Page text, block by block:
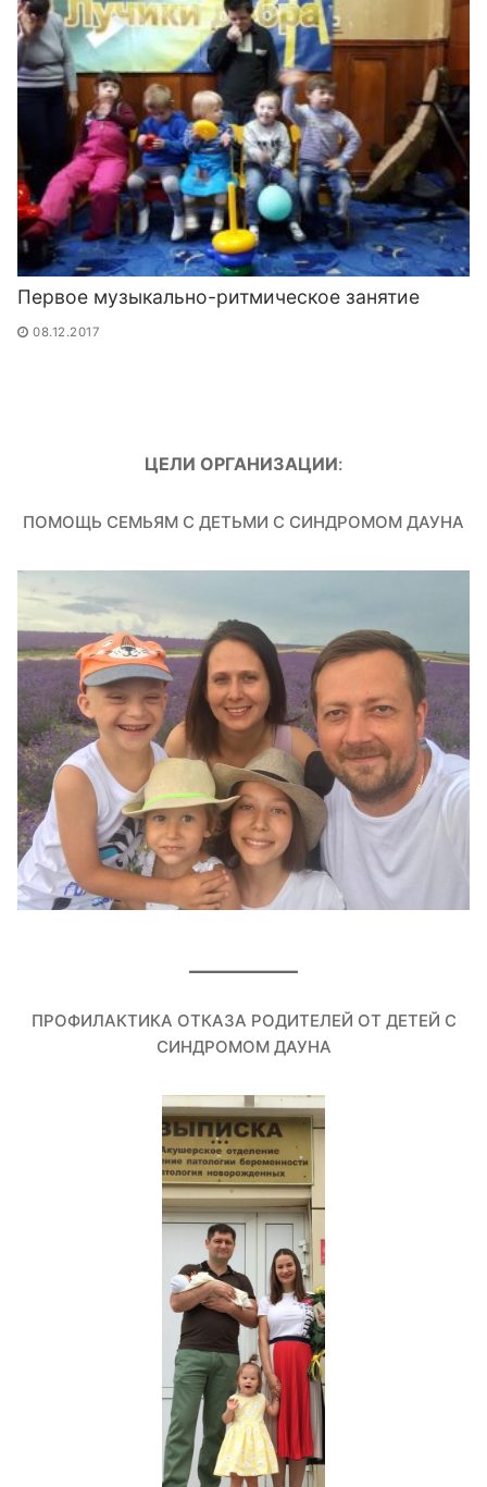
Первое музыкально-ритмическое занятие
08.12.2017
ЦЕЛИ ОРГАНИЗАЦИИ:
ПОМОЩЬ СЕМЬЯМ С ДЕТЬМИ С СИНДРОМОМ ДАУНА
ПРОФИЛАКТИКА ОТКАЗА РОДИТЕЛЕЙ ОТ ДЕТЕЙ С
СИНДРОМОМ ДАУНА